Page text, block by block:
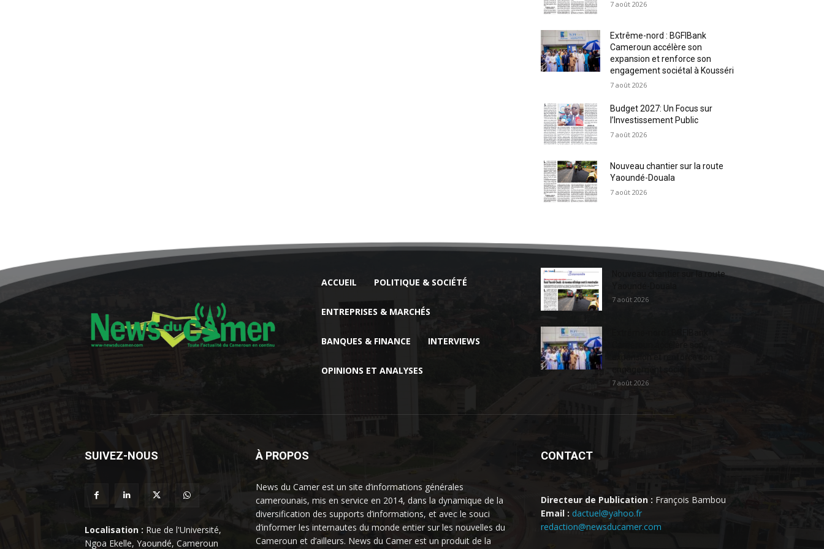
7 août 2026
Extrême-nord : BGFIBank
Cameroun accélère son
expansion et renforce son
engagement sociétal à Kousséri
7 août 2026
Budget 2027: Un Focus sur
l’Investissement Public
7 août 2026
Nouveau chantier sur la route
Yaoundé-Douala
7 août 2026
ACCUEIL POLITIQUE & SOCIÉTÉ
ENTREPRISES & MARCHÉS
BANQUES & FINANCE INTERVIEWS
OPINIONS ET ANALYSES
Nouveau chantier sur la route
7 août 2026
7 août 2026
SUIVEZ-NOUS
Localisation : Rue de l'Université,
Ngoa Ekelle, Yaoundé, Cameroun
À PROPOS
News du Camer est un site d’informations générales
camerounais, mis en service en 2014, dans la dynamique de la
diversification des supports d’informations, et avec le souci
d’informer les internautes du monde entier sur les nouvelles du
Cameroun et d’ailleurs. News du Camer est un produit de la
CONTACT
Directeur de Publication : François Bambou
Email : dactuel@yahoo.fr
redaction@newsducamer.com